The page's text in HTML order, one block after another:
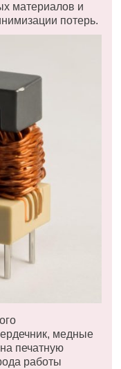
материалов и
потерь.
медные
печатную
работы